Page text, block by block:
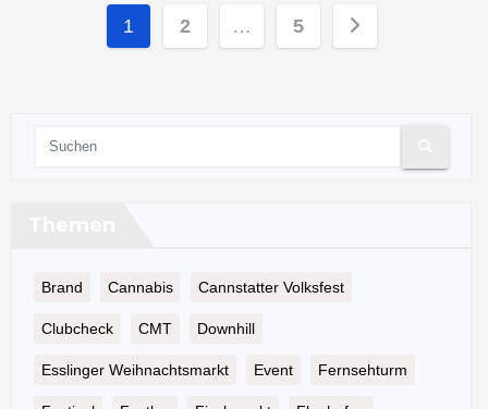
Seitennummerierung
der
1 2 … 5
Brand Cannabis Cannstatter Volksfest
Clubcheck CMT Downhill
Esslinger Weihnachtsmarkt Event Fernsehturm